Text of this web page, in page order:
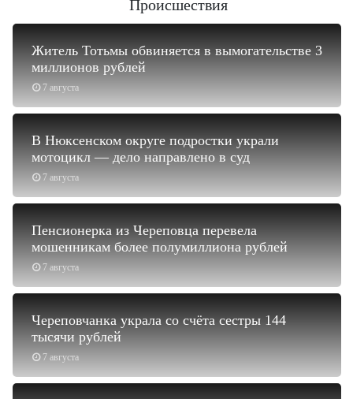
Происшествия
7 августа
Житель Тотьмы обвиняется в вымогательстве 3
миллионов рублей
7 августа
В Нюксенском округе подростки украли
мотоцикл — дело направлено в суд
7 августа
Пенсионерка из Череповца перевела
мошенникам более полумиллиона рублей
7 августа
Череповчанка украла со счёта сестры 144
тысячи рублей